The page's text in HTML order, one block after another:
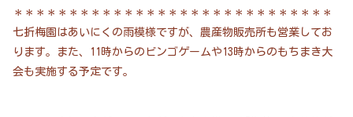
＊＊＊＊＊＊＊＊＊＊＊＊＊＊＊＊＊＊＊＊＊＊＊＊＊＊＊＊＊
七折梅園はあいにくの雨模様ですが、農産物販売所も営業してお
ります。また、11時からのビンゴゲームや13時からのもちまき大
会も実施する予定です。